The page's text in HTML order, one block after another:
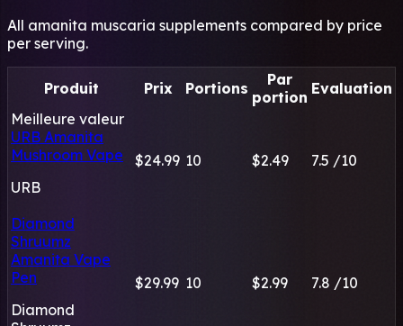
All amanita muscaria supplements compared by price
per serving.
Produit Prix Portions
Par
portion Evaluation
Meilleure valeur
URB Amanita
Mushroom Vape
URB
$24.99 10 $2.49 7.5 /10
Diamond
Shruumz
Amanita Vape
Pen
Diamond
$29.99 10 $2.99 7.8 /10